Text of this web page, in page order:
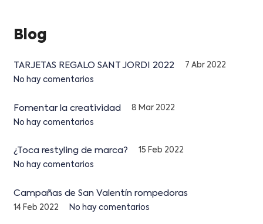
Blog
TARJETAS REGALO SANT JORDI 2022
7 Abr 2022
No hay comentarios
Fomentar la creatividad
8 Mar 2022
No hay comentarios
¿Toca restyling de marca?
15 Feb 2022
No hay comentarios
Campañas de San Valentín rompedoras
14 Feb 2022 No hay comentarios